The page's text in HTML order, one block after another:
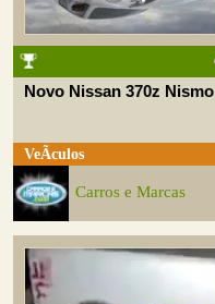
Novo Nissan 370z Nismo
VeÃ­culos
Carros e Marcas